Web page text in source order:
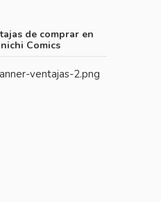
de comprar en
Comics